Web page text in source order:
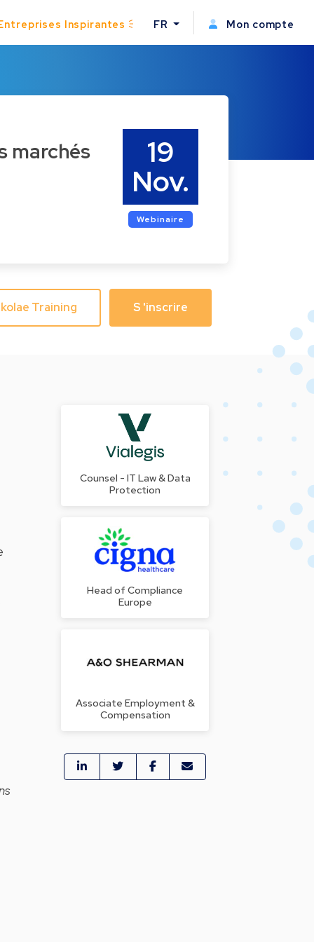
Inspirantes FR Mon compte
19
Nov.
Webinaire
S 'inscrire
Training
Counsel - IT Law & Data
Protection
Head of Compliance
Europe
Associate Employment &
Compensation